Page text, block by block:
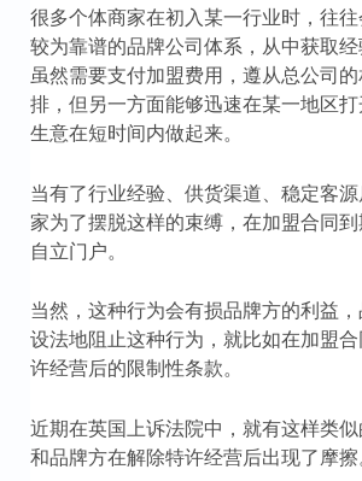
很多个体商家在初入某一行业时，往
较为靠谱的品牌公司体系，从中获取经
虽然需要支付加盟费用，遵从总公司
排，但另一方面能够迅速在某一地区
生意在短时间内做起来。
当有了行业经验、供货渠道、稳定客
家为了摆脱这样的束缚，在加盟合同到
自立门户。
当然，这种行为会有损品牌方的利益
设法地阻止这种行为，就比如在加盟
许经营后的限制性条款。
近期在英国上诉法院中，就有这样类
和品牌方在解除特许经营后出现了摩擦